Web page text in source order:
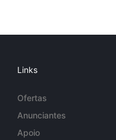
Links
Ofertas
Anunciantes
Apoio